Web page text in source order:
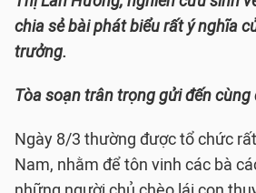
chia sẻ bài phát biểu rất ý nghĩa
trưởng.
Tòa soạn trân trọng gửi đến cùng
Ngày 8/3 thường được tổ chức
Nam, nhằm để tôn vinh các bà